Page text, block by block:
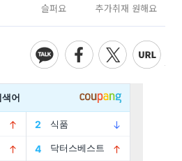
슬퍼요 추가취재 원해요